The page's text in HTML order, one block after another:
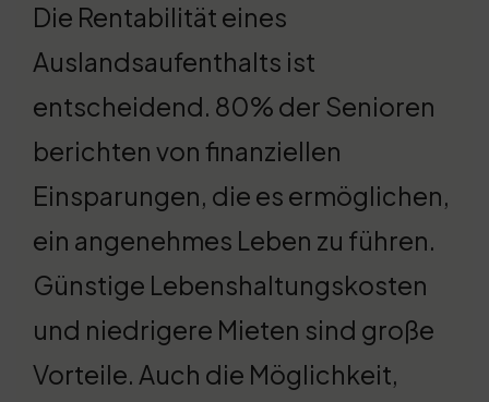
Die Rentabilität eines
Auslandsaufenthalts ist
entscheidend. 80% der Senioren
berichten von finanziellen
Einsparungen, die es ermöglichen,
ein angenehmes Leben zu führen.
Günstige Lebenshaltungskosten
und niedrigere Mieten sind große
Vorteile. Auch die Möglichkeit,